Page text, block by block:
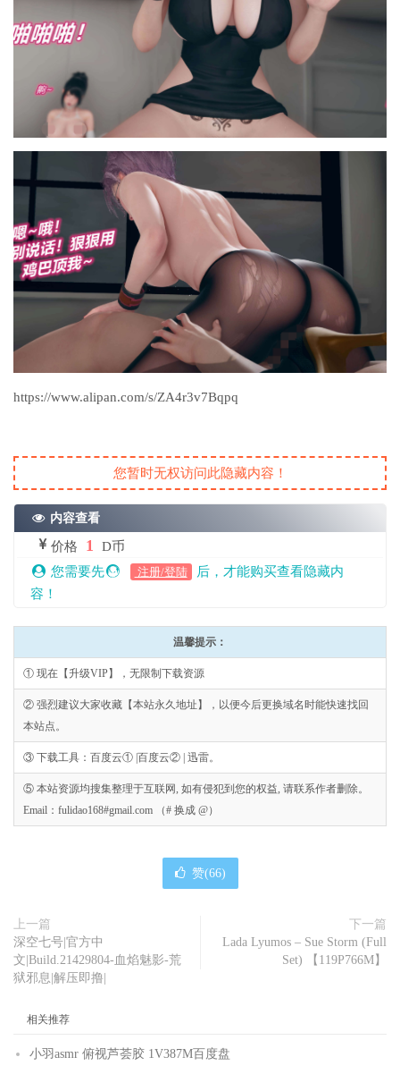
https://www.alipan.com/s/ZA4r3v7Bqpq
您暂时无权访问此隐藏内容！
内容查看
价格 1
D币
您需要先
注册/登陆
后，才能购买查看隐藏内
容！
温馨提示：
① 现在【升级VIP】，无限制下载资源
② 强烈建议大家收藏【本站永久地址】，以便今后更换域名时能快速找回
本站点。
③ 下载工具：百度云① |百度云② | 迅雷。
⑤ 本站资源均搜集整理于互联网, 如有侵犯到您的权益, 请联系作者删除。
Email：fulidao168#gmail.com （# 换成 @）
赞(66)
上一篇
深空七号|官方中
文|Build.21429804-血焰魅影-荒
狱邪息|解压即撸|
下一篇
Lada Lyumos – Sue Storm (Full
Set) 【119P766M】
相关推荐
小羽asmr 俯视芦荟胶 1V387M百度盘